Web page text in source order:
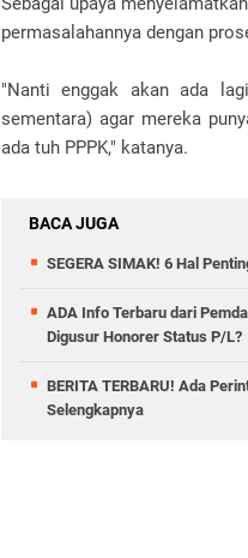
permasalahannya dengan
"Nanti enggak akan ada
sementara) agar mereka
ada tuh PPPK," katanya.
BACA JUGA
SEGERA SIMAK! 6 Hal
ADA Info Terbaru dari
Digusur Honorer Status P/L?
BERITA TERBARU! Ada
Selengkapnya